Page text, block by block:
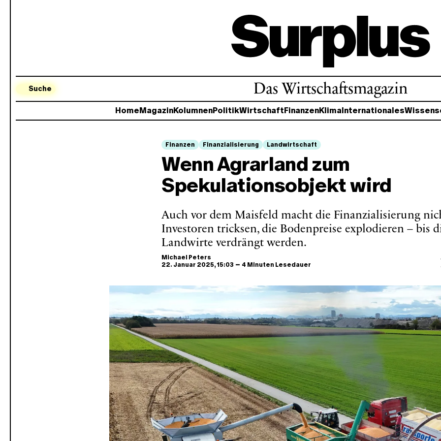
Suche Das Wirtschaftsmagazin
HomeMagazinKolumnenPolitikWirtschaftFinanzenKlimaInternationales
Finanzen Finanzialisierung Landwirtschaft
Wenn Agrarland zum
Spekulationsobjekt wird
Auch vor dem Maisfeld macht die Finanzialisierung
Investoren tricksen, die Bodenpreise explodieren – bis
Landwirte verdrängt werden.
Michael Peters
22. Januar 2025, 15:03 – 4 Minuten Lesedauer